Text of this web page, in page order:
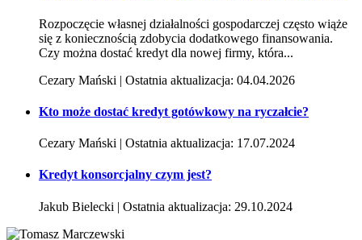
Rozpoczęcie własnej działalności gospodarczej często wiąże
się z koniecznością zdobycia dodatkowego finansowania.
Czy można dostać kredyt dla nowej firmy, która...
Cezary Mański | Ostatnia aktualizacja: 04.04.2026
Kto może dostać kredyt gotówkowy na ryczałcie?
Cezary Mański | Ostatnia aktualizacja: 17.07.2024
Kredyt konsorcjalny czym jest?
Jakub Bielecki | Ostatnia aktualizacja: 29.10.2024